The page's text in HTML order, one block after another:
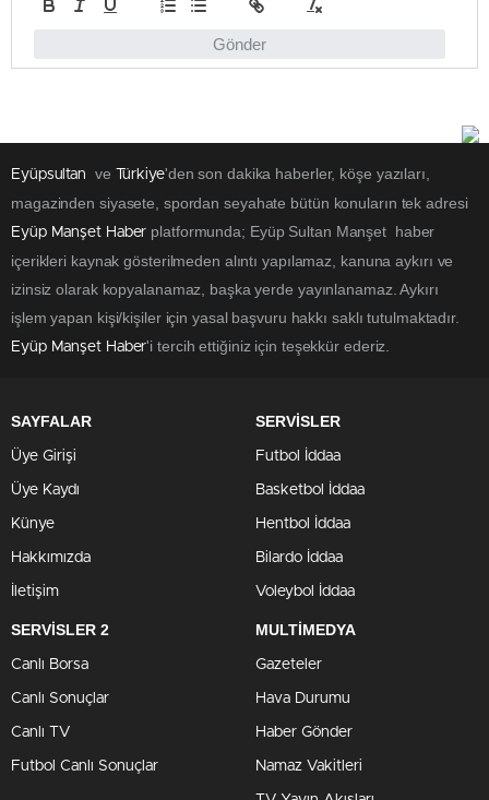
Gönder
Eyüpsultan ve Türkiye'den son dakika haberler, köşe yazıları,
magazinden siyasete, spordan seyahate bütün konuların tek adresi
Eyüp Manşet Haber platformunda; Eyüp Sultan Manşet haber
içerikleri kaynak gösterilmeden alıntı yapılamaz, kanuna aykırı ve
izinsiz olarak kopyalanamaz, başka yerde yayınlanamaz. Aykırı
işlem yapan kişi/kişiler için yasal başvuru hakkı saklı tutulmaktadır.
Eyüp Manşet Haber'i tercih ettiğiniz için teşekkür ederiz.
SAYFALAR
Üye Girişi
Üye Kaydı
Künye
Hakkımızda
İletişim
SERVİSLER
Futbol İddaa
Basketbol İddaa
Hentbol İddaa
Bilardo İddaa
Voleybol İddaa
SERVİSLER 2
Canlı Borsa
Canlı Sonuçlar
Canlı TV
Futbol Canlı Sonuçlar
MULTİMEDYA
Gazeteler
Hava Durumu
Haber Gönder
Namaz Vakitleri